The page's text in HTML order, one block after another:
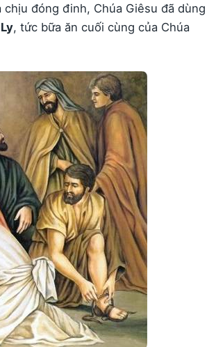
đóng đinh, Chúa Giêsu đã dùng
, tức bữa ăn cuối cùng của Chúa